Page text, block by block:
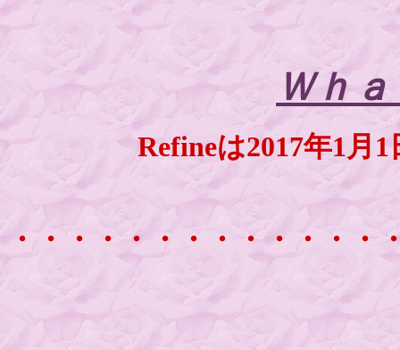
Ｗｈ
Refineは2017年1月
・・・・・・・・・・・・・